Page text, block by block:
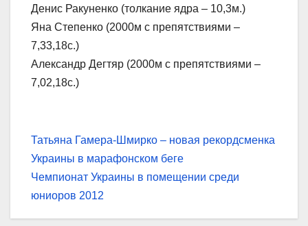
Денис Ракуненко (толкание ядра – 10,3м.)
Яна Степенко (2000м с препятствиями –
7,33,18с.)
Александр Дегтяр (2000м с препятствиями –
7,02,18с.)
Навігація
записів
Татьяна Гамера-Шмирко – новая рекордсменка
Украины в марафонском беге
Чемпионат Украины в помещении среди
юниоров 2012